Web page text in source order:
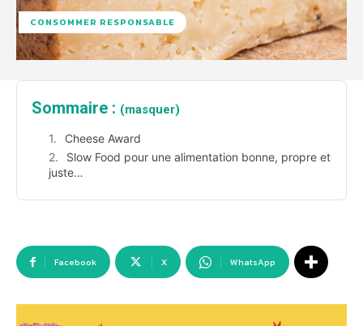
CONSOMMER RESPONSABLE
Sommaire : (masquer)
Cheese Award
Slow Food pour une alimentation bonne, propre et
juste…
Facebook X WhatsApp